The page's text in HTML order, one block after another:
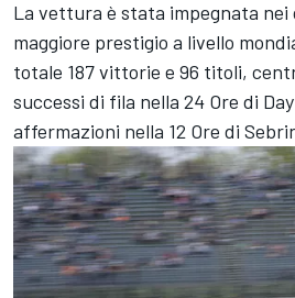
La vettura è stata impegnata nei
maggiore prestigio a livello
totale 187 vittorie e 96 titoli,
successi di fila nella 24 Ore di
affermazioni nella 12 Ore di